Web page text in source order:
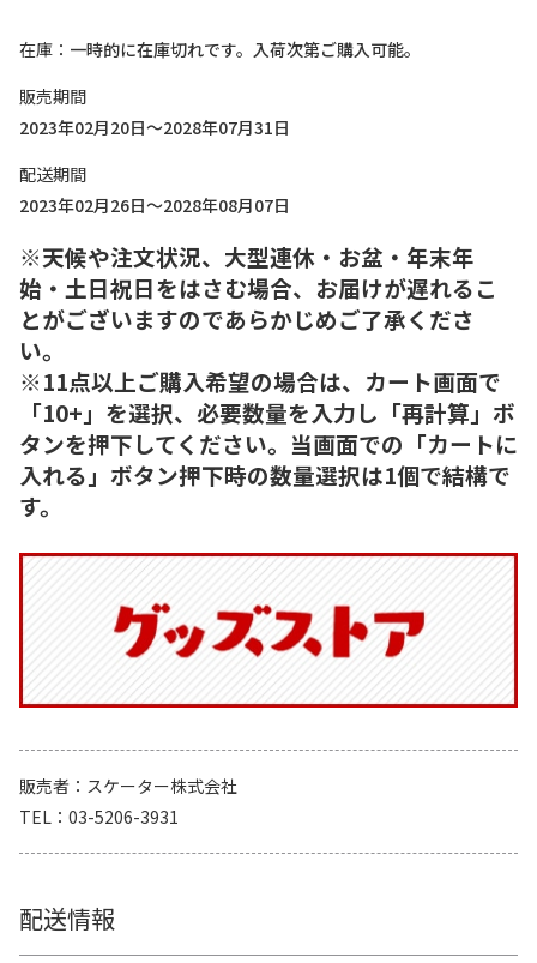
在庫
一時的に在庫切れです。入荷次第ご購入可能。
販売期間
2023年02月20日～2028年07月31日
配送期間
2023年02月26日～2028年08月07日
※天候や注文状況、大型連休・お盆・年末年
始・土日祝日をはさむ場合、お届けが遅れるこ
とがございますのであらかじめご了承くださ
い。
※11点以上ご購入希望の場合は、カート画面で
「10+」を選択、必要数量を入力し「再計算」ボ
タンを押下してください。当画面での「カートに
入れる」ボタン押下時の数量選択は1個で結構で
す。
販売者
スケーター株式会社
TEL
03-5206-3931
配送情報